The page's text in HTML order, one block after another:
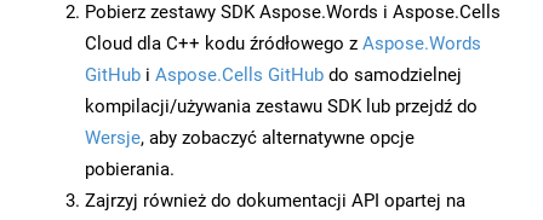
Pobierz zestawy SDK Aspose.Words i Aspose.Cells
Cloud dla C++ kodu źródłowego z Aspose.Words
GitHub i Aspose.Cells GitHub do samodzielnej
kompilacji/używania zestawu SDK lub przejdź do
Wersje, aby zobaczyć alternatywne opcje
pobierania.
Zajrzyj również do dokumentacji API opartej na